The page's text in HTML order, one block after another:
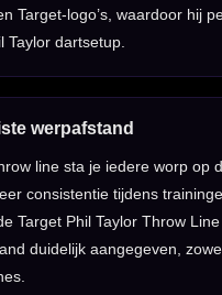
Target-logo’s, waardoor hij
Taylor dartsetup.
werpafstand
line sta je iedere worp op
consistentie tijdens
Target Phil Taylor Throw
duidelijk aangegeven,